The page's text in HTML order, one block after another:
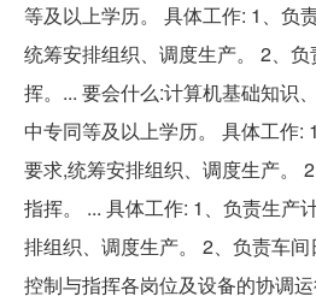
等及以上学历。 具体工作: 1、负
统筹安排组织、调度生产。 2、
挥。... 要会什么:计算机基础知识
中专同等及以上学历。 具体工作:
要求,统筹安排组织、调度生产。
指挥。 ... 具体工作: 1、负责生产
排组织、调度生产。 2、负责车间
控制与指挥各岗位及设备的协调